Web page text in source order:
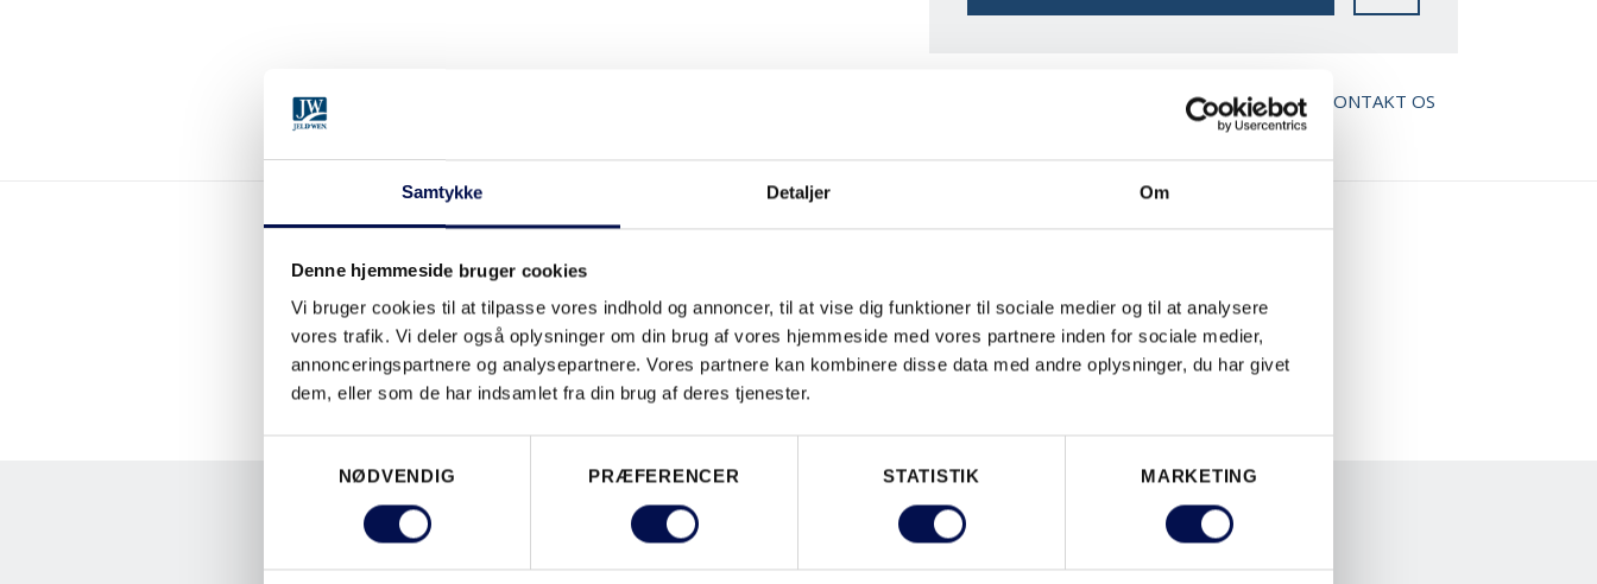
Samtykke Detaljer Om
Denne hjemmeside bruger cookies
Vi bruger cookies til at tilpasse vores indhold og annoncer, til at vise dig funktioner til sociale medier og til at analysere
vores trafik. Vi deler også oplysninger om din brug af vores hjemmeside med vores partnere inden for sociale medier,
annonceringspartnere og analysepartnere. Vores partnere kan kombinere disse data med andre oplysninger, du har givet
dem, eller som de har indsamlet fra din brug af deres tjenester.
NØDVENDIG
PRÆFERENCER STATISTIK MARKETING
DOWNLOAD BROCHURE KONTAKT OS